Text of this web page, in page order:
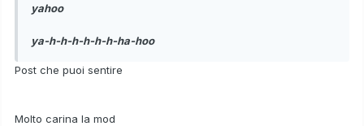
yahoo
ya-h-h-h-h-h-h-ha-hoo
Post che puoi sentire
Molto carina la mod